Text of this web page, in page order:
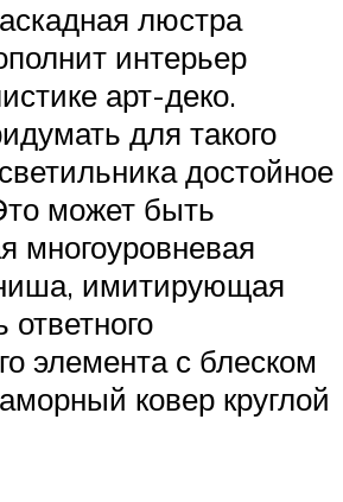
люстра
интерьер
арт-деко.
для такого
достойное
может быть
многоуровневая
имитирующая
ответного
элемента с блеском
ковер круглой